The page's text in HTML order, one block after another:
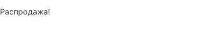
Распродажа!